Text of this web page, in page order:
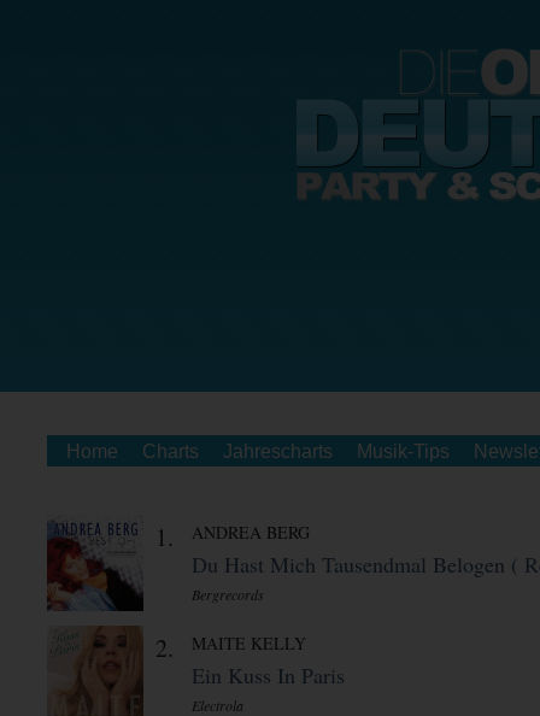
Home Charts Jahrescharts Musik-Tips
1. ANDREA BERG
Du Hast Mich Tausendmal Belogen (
Bergrecords
2. MAITE KELLY
Ein Kuss In Paris
Electrola